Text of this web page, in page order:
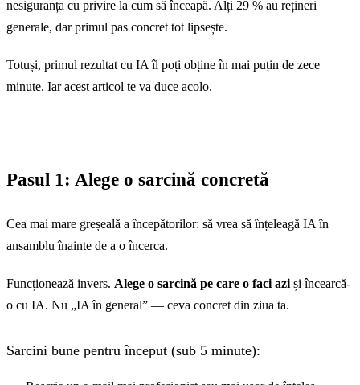
nesiguranța cu privire la cum să înceapă. Alți 29 % au rețineri
generale, dar primul pas concret tot lipsește.
Totuși, primul rezultat cu IA îl poți obține în mai puțin de zece
minute. Iar acest articol te va duce acolo.
Pasul 1: Alege o sarcină concretă
Cea mai mare greșeală a începătorilor: să vrea să înțeleagă IA în
ansamblu înainte de a o încerca.
Funcționează invers. Alege o sarcină pe care o faci aziși încearcă-
o cu IA. Nu „IA în general” — ceva concret din ziua ta.
Sarcini bune pentru început (sub 5 minute):